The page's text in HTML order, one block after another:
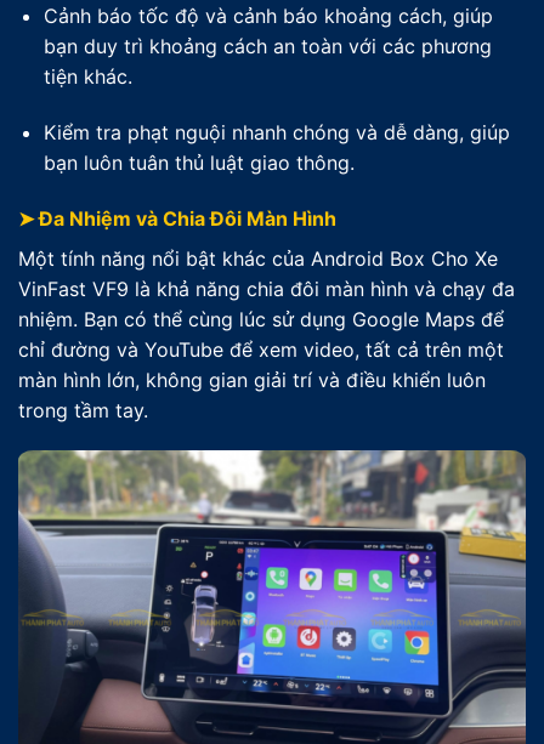
Cảnh báo tốc độ và cảnh báo khoảng cách, giúp
bạn duy trì khoảng cách an toàn với các phương
tiện khác.
Kiểm tra phạt nguội nhanh chóng và dễ dàng, giúp
bạn luôn tuân thủ luật giao thông.
➤ Đa Nhiệm và Chia Đôi Màn Hình
Một tính năng nổi bật khác của Android Box Cho Xe
VinFast VF9 là khả năng chia đôi màn hình và chạy đa
nhiệm. Bạn có thể cùng lúc sử dụng Google Maps để
chỉ đường và YouTube để xem video, tất cả trên một
màn hình lớn, không gian giải trí và điều khiển luôn
trong tầm tay.